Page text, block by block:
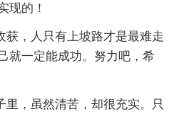
现的！
，人只有上坡路才是最难走
就一定能成功。努力吧，希
，虽然清苦，却很充实。只